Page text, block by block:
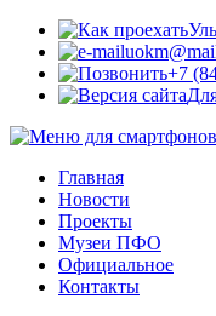
+7
Главная
Новости
Проекты
Музеи ПФО
Официальное
Контакты